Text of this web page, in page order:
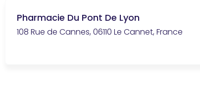
Pharmacie Du Pont De Lyon
108 Rue de Cannes, 06110 Le Cannet, France